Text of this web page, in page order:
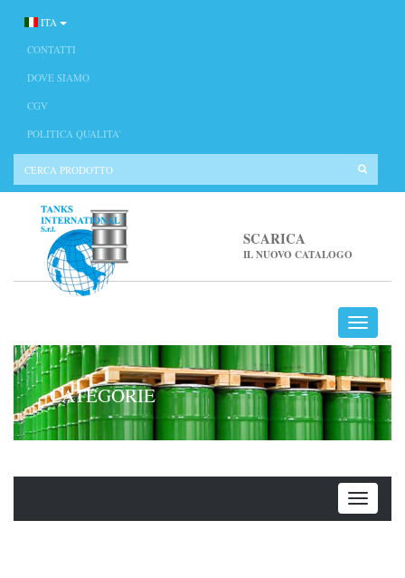
ITA
CONTATTI
DOVE SIAMO
CGV
POLITICA QUALITA’
SCARICA
IL NUOVO CATALOGO
CATEGORIE